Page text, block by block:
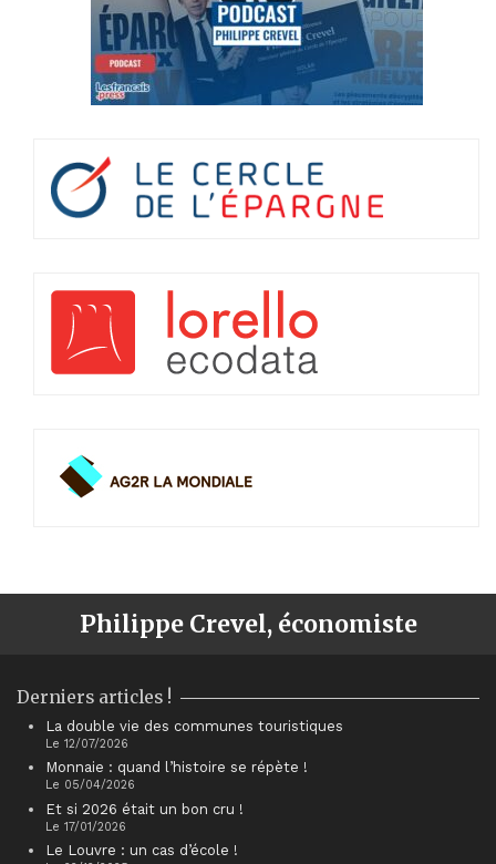
Philippe Crevel, économiste
Derniers articles !
La double vie des communes touristiques
Le 12/07/2026
Monnaie : quand l’histoire se répète !
Le 05/04/2026
Et si 2026 était un bon cru !
Le 17/01/2026
Le Louvre : un cas d’école !